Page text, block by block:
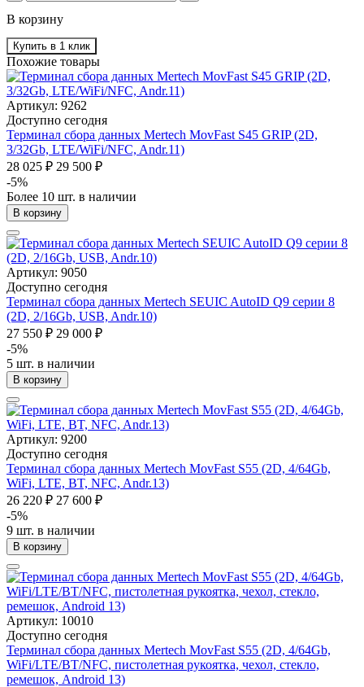
В корзину
Купить в 1 клик
Похожие товары
Артикул: 9262
Доступно сегодня
Терминал сбора данных Mertech MovFast S45 GRIP (2D,
3/32Gb, LTE/WiFi/NFC, Andr.11)
28 025 ₽ 29 500 ₽
-5%
Более 10 шт. в наличии
В корзину
Артикул: 9050
Доступно сегодня
Терминал сбора данных Mertech SEUIC AutoID Q9 серии 8
(2D, 2/16Gb, USB, Andr.10)
27 550 ₽ 29 000 ₽
-5%
5 шт. в наличии
В корзину
Артикул: 9200
Доступно сегодня
Терминал сбора данных Mertech MovFast S55 (2D, 4/64Gb,
WiFi, LTE, BT, NFC, Andr.13)
26 220 ₽ 27 600 ₽
-5%
9 шт. в наличии
В корзину
Артикул: 10010
Доступно сегодня
Терминал сбора данных Mertech MovFast S55 (2D, 4/64Gb,
WiFi/LTE/BT/NFC, пистолетная рукоятка, чехол, стекло,
ремешок, Android 13)